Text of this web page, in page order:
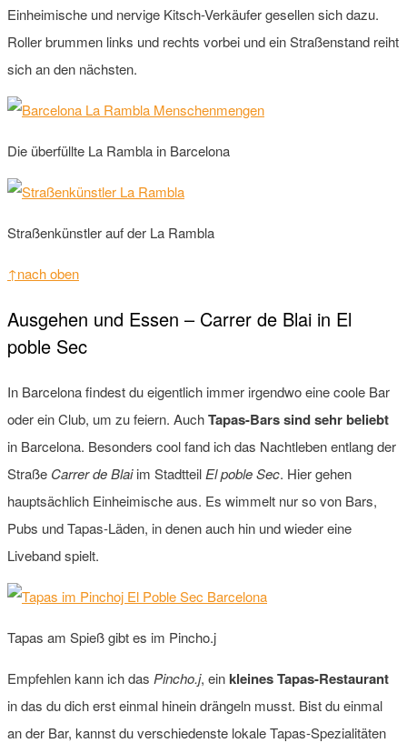
Einheimische und nervige Kitsch-Verkäufer gesellen sich dazu.
Roller brummen links und rechts vorbei und ein Straßenstand reiht
sich an den nächsten.
Die überfüllte La Rambla in Barcelona
Straßenkünstler auf der La Rambla
↑nach oben
Ausgehen und Essen – Carrer de Blai in El
poble Sec
In Barcelona findest du eigentlich immer irgendwo eine coole Bar
oder ein Club, um zu feiern. AuchTapas-Bars sind sehr beliebt
in Barcelona. Besonders cool fand ich das Nachtleben entlang der
Straße Carrer de Blaiim Stadtteil El poble Sec. Hier gehen
hauptsächlich Einheimische aus. Es wimmelt nur so von Bars,
Pubs und Tapas-Läden, in denen auch hin und wieder eine
Liveband spielt.
Tapas am Spieß gibt es im Pincho.j
Empfehlen kann ich das Pincho.j, einkleines Tapas-Restaurant
in das du dich erst einmal hinein drängeln musst. Bist du einmal
an der Bar, kannst du verschiedenste lokale Tapas-Spezialitäten